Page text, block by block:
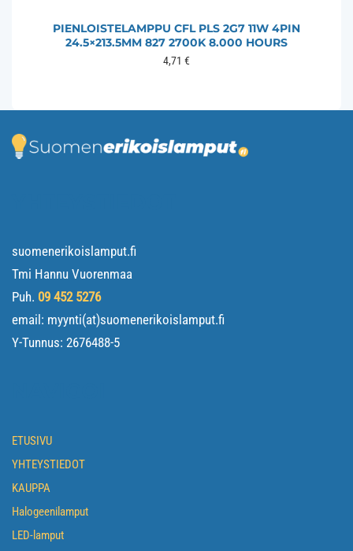
PIENLOISTELAMPPU CFL PLS 2G7 11W 4PIN
24.5×213.5MM 827 2700K 8.000 HOURS
4,71 €
suomenerikoislamput.fi
Tmi Hannu Vuorenmaa
Puh. 09 452 5276
email: myynti(at)suomenerikoislamput.fi
Y-Tunnus: 2676488-5
ETUSIVU
YHTEYSTIEDOT
KAUPPA
Halogeenilamput
LED-lamput